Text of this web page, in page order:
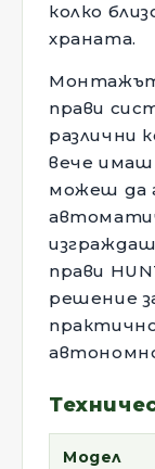
колко
храната.
Монтажът
прави
различни
вече
можеш да
прави
решение
Модел